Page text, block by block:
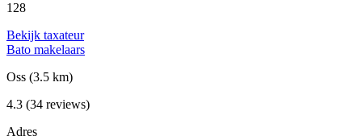
128
Bekijk taxateur
Bato makelaars
Oss (3.5 km)
4.3 (34 reviews)
Adres